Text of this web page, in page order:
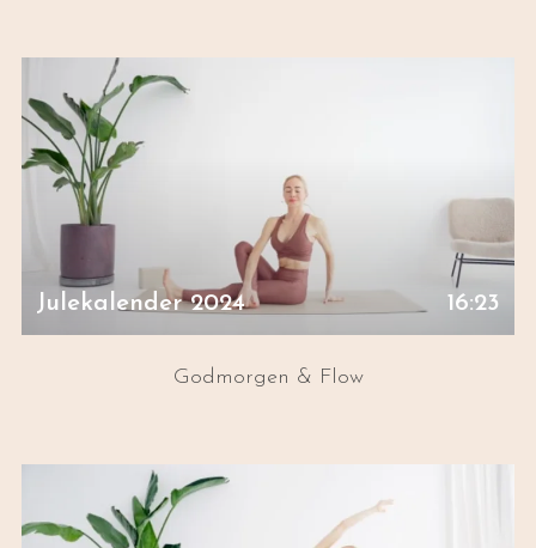
Julekalender 2024 16:23
Godmorgen & Flow